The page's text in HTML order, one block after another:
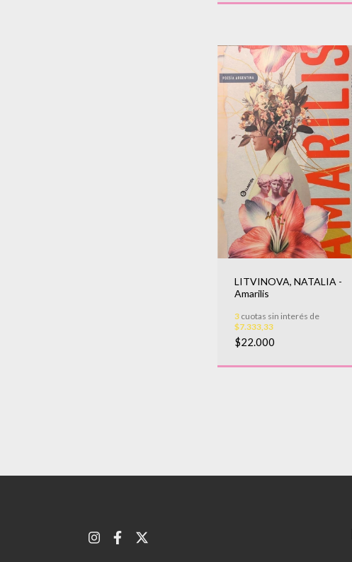
LITVINOVA, NATALIA -
Amarilis
3 cuotas sin interés de
$7.333,33
$22.000